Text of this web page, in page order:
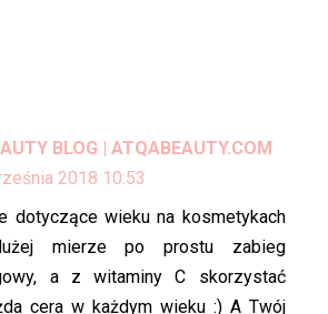
BLOG | ATQABEAUTY.COM
2018 10:53
dotyczące wieku na kosmetykach
mierze po prostu zabieg
a z witaminy C skorzystać
cera w każdym wieku :) A Twój